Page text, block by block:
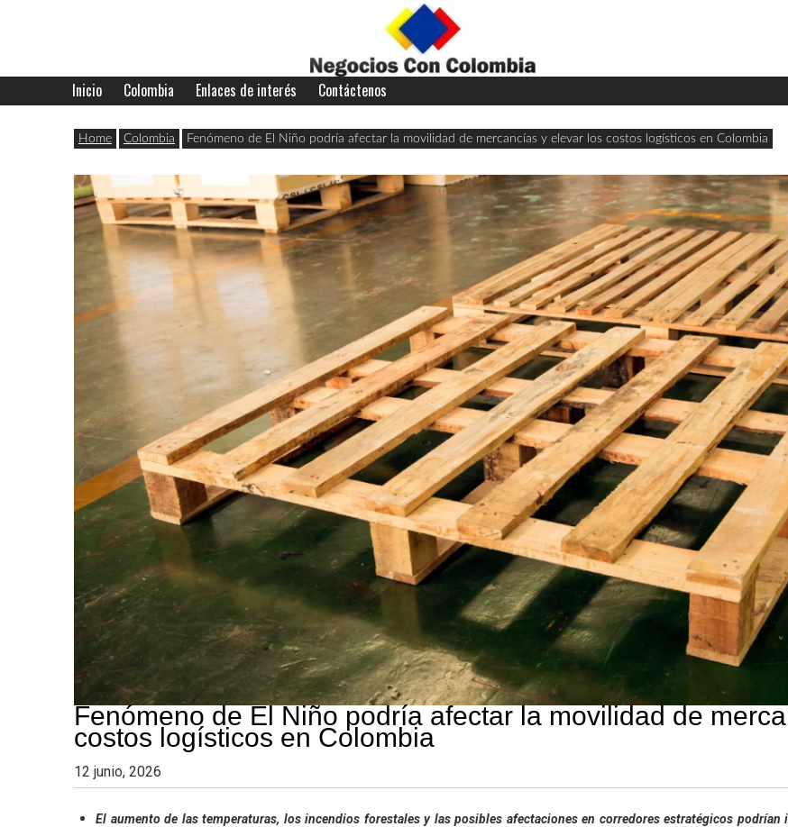
Negocios
con
Colombia
Últimas
noticias,
y
actualidad
negocios
con
Colombia.
Inicio Colombia Enlaces de interés Contáctenos
Home Colombia Fenómeno de El Niño podría afectar la movilidad de mercancías y elevar los costos logísticos en Colombia
Fenómeno de El Niño podría afectar la movilidad de
costos logísticos en Colombia
12 junio, 2026
El aumento de las temperaturas, los incendios forestales y las posibles afectaciones en corredores estratégicos